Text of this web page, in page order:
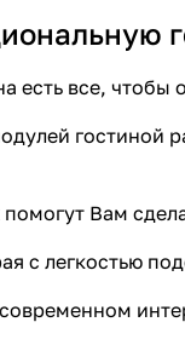
есть все,
гостиной
Вам
с легкостью